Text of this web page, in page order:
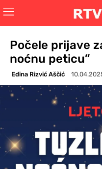
Počele prijave
noćnu peticu”
Edina Rizvić Aščić